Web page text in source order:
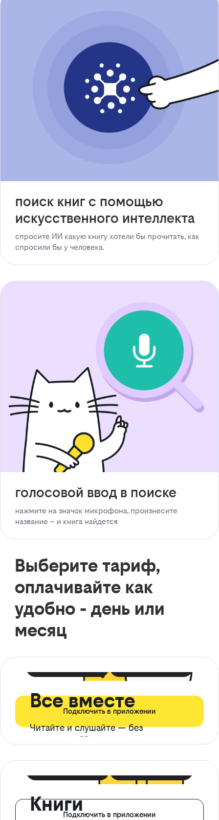
поиск книг с помощью
искусственного интеллекта
спросите ИИ какую книгу хотели бы прочитать, как
спросили бы у человека.
голосовой ввод в поиске
нажмите на значок микрофона, произнесите
название – и книга найдется
Выберите тариф,
оплачивайте как
удобно - день или
месяц
Все вместе
Читайте и слушайте — без
ограничений*
Подключить в приложении
КнигиПодключить в приложении